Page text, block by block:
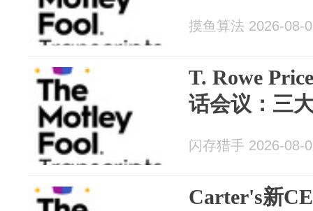
摸鱼算法 2026-08-
T. Rowe
话会议：三
闪存猎手 2026-08-
Carter's新